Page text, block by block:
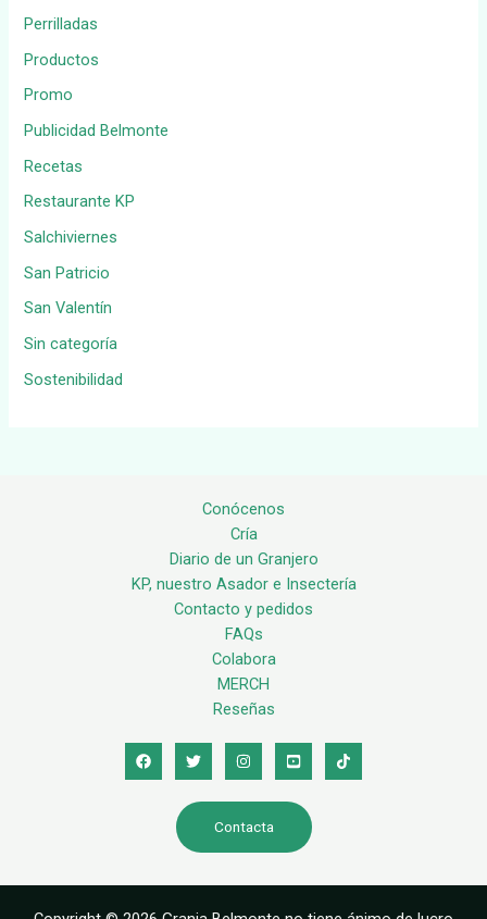
Perrilladas
Productos
Promo
Publicidad Belmonte
Recetas
Restaurante KP
Salchiviernes
San Patricio
San Valentín
Sin categoría
Sostenibilidad
Conócenos
Cría
Diario de un Granjero
KP, nuestro Asador e Insectería
Contacto y pedidos
FAQs
Colabora
MERCH
Reseñas
Contacta